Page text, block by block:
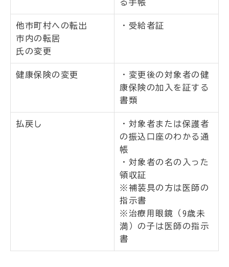
る手帳
他市町村への転出
市内の転居
氏の変更
・受給者証
健康保険の変更
・変更後の対象者の健
康保険の加入を証する
書類
払戻し
・対象者または保護者
の振込口座のわかる通
帳
・対象者の名の入った
領収証
※補装具の方は医師の
指示書
※治療用眼鏡（9歳未
満）の子は医師の指示
書